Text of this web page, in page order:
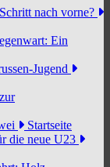
nach vorne?
Ein
Jugend
Startseite
die neue U23